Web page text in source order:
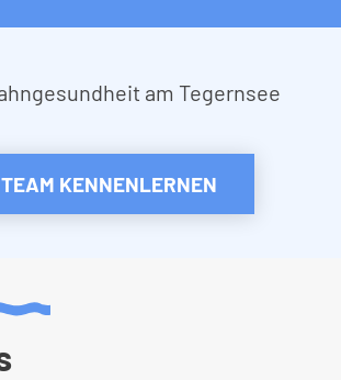
TEAM KENNENLERNEN